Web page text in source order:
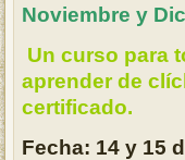
Noviembre y
Un curso para
aprender de
certificado.
Fecha: 14 y 15